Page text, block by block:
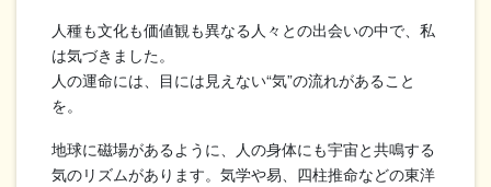
人種も文化も価値観も異なる人々との出会いの中で、私
は気づきました。
人の運命には、目には見えない“気”の流れがあること
を。
地球に磁場があるように、人の身体にも宇宙と共鳴する
気のリズムがあります。気学や易、四柱推命などの東洋